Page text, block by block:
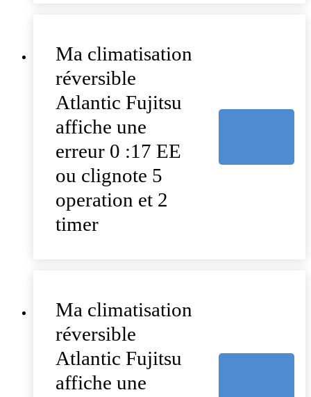
Ma climatisation
réversible
Atlantic Fujitsu
affiche une
erreur 0 :17 EE
ou clignote 5
operation et 2
timer
Ma climatisation
réversible
Atlantic Fujitsu
affiche une